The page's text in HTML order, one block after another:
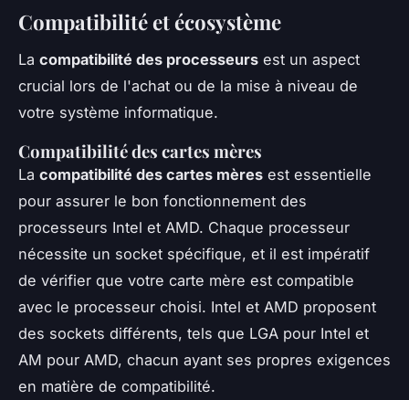
Compatibilité et écosystème
La compatibilité des processeurs est un aspect
crucial lors de l'achat ou de la mise à niveau de
votre système informatique.
Compatibilité des cartes mères
La compatibilité des cartes mères est essentielle
pour assurer le bon fonctionnement des
processeurs Intel et AMD. Chaque processeur
nécessite un socket spécifique, et il est impératif
de vérifier que votre carte mère est compatible
avec le processeur choisi. Intel et AMD proposent
des sockets différents, tels que LGA pour Intel et
AM pour AMD, chacun ayant ses propres exigences
en matière de compatibilité.